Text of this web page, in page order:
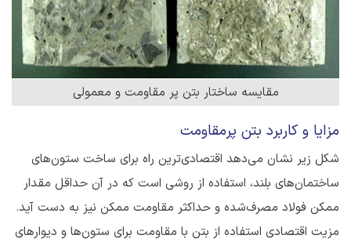
مقایسه ساختار بتن پر مقاومت و معمولی
مزایا و کاربرد بتن پرمقاومت
شکل زیر نشان می‌دهد اقتصادی‌ترین راه برای ساخت ستون‌های
ساختمان‌های بلند، استفاده از روشی است که در آن حداقل مقدار
ممکن فولاد مصرف‌شده و حداکثر مقاومت ممکن نیز به دست آید.
مزیت اقتصادی استفاده از بتن با مقاومت برای ستون‌ها و دیوارهای